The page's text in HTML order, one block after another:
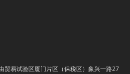
贸易试验区厦门片区（保税区）象兴一路27